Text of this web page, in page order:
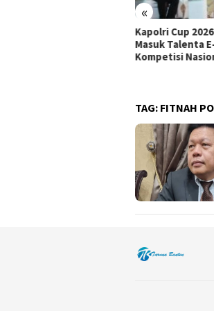
«
Kapolri Cup 2026 Jadi Pintu
Masuk Talenta E-Sports ke
Kompetisi Nasional
TAG: FITNAH